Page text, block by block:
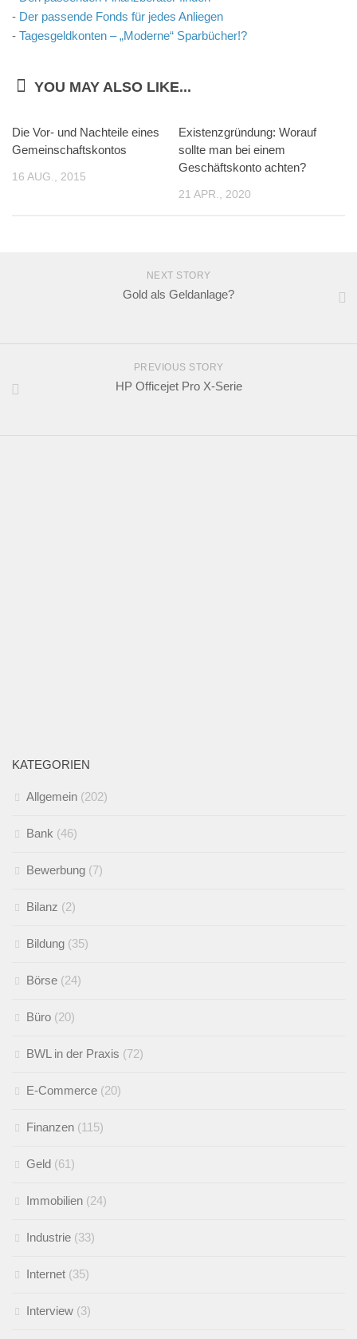
- Der passende Fonds für jedes Anliegen
- Tagesgeldkonten – „Moderne“ Sparbücher!?
YOU MAY ALSO LIKE...
Die Vor- und Nachteile eines
Gemeinschaftskontos
16 AUG., 2015
Existenzgründung: Worauf
sollte man bei einem
Geschäftskonto achten?
21 APR., 2020
NEXT STORY
Gold als Geldanlage?
PREVIOUS STORY
HP Officejet Pro X-Serie
KATEGORIEN
Allgemein (202)
Bank (46)
Bewerbung (7)
Bilanz (2)
Bildung (35)
Börse (24)
Büro (20)
BWL in der Praxis (72)
E-Commerce (20)
Finanzen (115)
Geld (61)
Immobilien (24)
Industrie (33)
Internet (35)
Interview (3)